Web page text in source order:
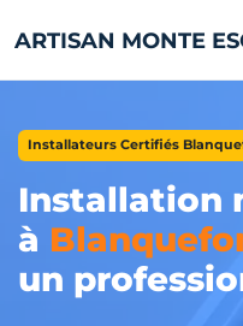
ARTISAN MONTE
Installateurs Certifiés
Installation
à
un